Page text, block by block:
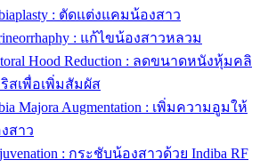
: ตัดแต่งแคมน้องสาว
: แก้ไขน้องสาวหลวม
Hood Reduction : ลดขนาดหนังหุ้มคลิ
สเพื่อเพิ่มสัมผัส
Majora Augmentation : เพิ่มความอูมให้
สาว
: กระชับน้องสาวด้วย Indiba RF